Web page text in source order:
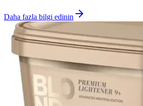
Daha fazla bilgi edinin